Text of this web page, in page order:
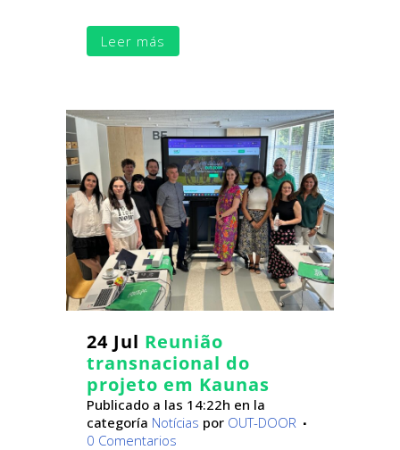
Leer más
24 Jul Reunião
transnacional do
projeto em Kaunas
Publicado a las 14:22h en la
categoría Notícias por OUT-DOOR
0 Comentarios